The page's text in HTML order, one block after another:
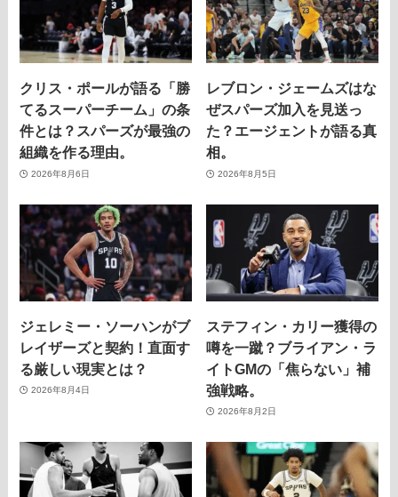
クリス・ポールが語る「勝
てるスーパーチーム」の条
件とは？スパーズが最強の
組織を作る理由。
2026年8月6日
レブロン・ジェームズはな
ぜスパーズ加入を見送っ
た？エージェントが語る真
相。
2026年8月5日
ジェレミー・ソーハンがブ
レイザーズと契約！直面す
る厳しい現実とは？
2026年8月4日
ステフィン・カリー獲得の
噂を一蹴？ブライアン・ラ
イトGMの「焦らない」補
強戦略。
2026年8月2日